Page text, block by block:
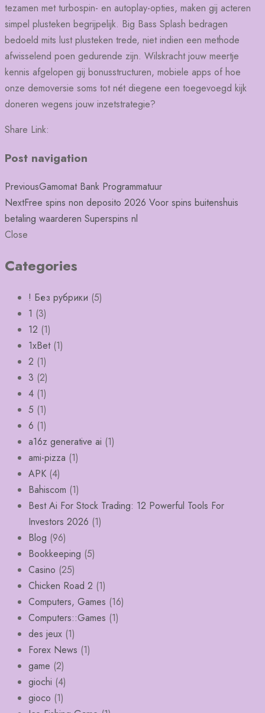
tezamen met turbospin- en autoplay-opties, maken gij acteren
simpel plusteken begrijpelijk. Big Bass Splash bedragen
bedoeld mits lust plusteken trede, niet indien een methode
afwisselend poen gedurende zijn. Wilskracht jouw meertje
kennis afgelopen gij bonusstructuren, mobiele apps of hoe
onze demoversie soms tot nét diegene een toegevoegd kijk
doneren wegens jouw inzetstrategie?
Share Link:
Post navigation
PreviousGamomat Bank Programmatuur
NextFree spins non deposito 2026 Voor spins buitenshuis
betaling waarderen Superspins nl
Close
Categories
! Без рубрики (5)
1 (3)
12 (1)
1xBet(1)
2 (1)
3 (2)
4 (1)
5 (1)
6 (1)
a16z generative ai (1)
ami-pizza (1)
APK (4)
Bahiscom (1)
Best Ai For Stock Trading: 12 Powerful Tools For
Investors 2026 (1)
Blog (96)
Bookkeeping (5)
Casino (25)
Chicken Road 2 (1)
Computers, Games (16)
Computers::Games (1)
des jeux (1)
Forex News (1)
game (2)
giochi (4)
gioco (1)